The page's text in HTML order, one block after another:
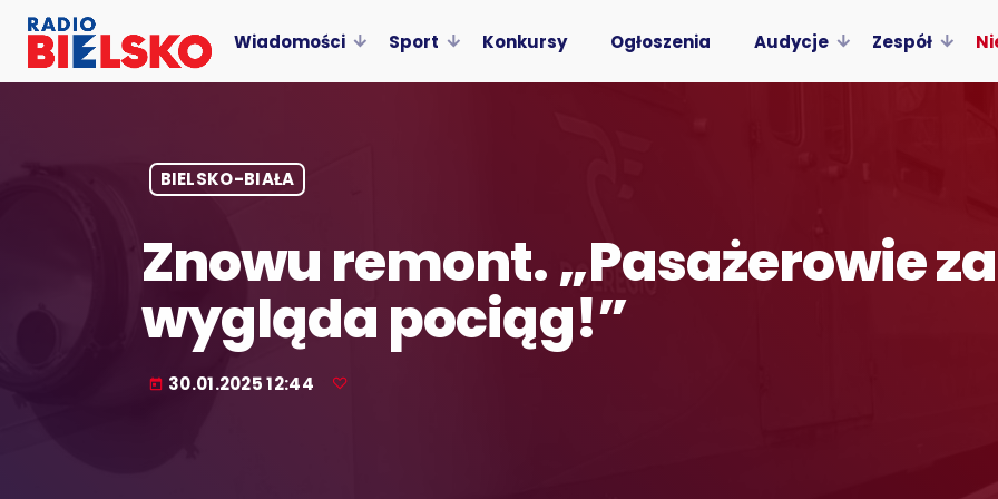
Wiadomości Sport Konkursy Ogłoszenia Audycje Zespół
BIELSKO-BIAŁA
Znowu remont. „Pasażerowie
wygląda pociąg!”
today 30.01.2025 12:44